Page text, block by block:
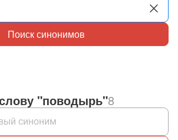
Поиск синонимов
"поводырь"8